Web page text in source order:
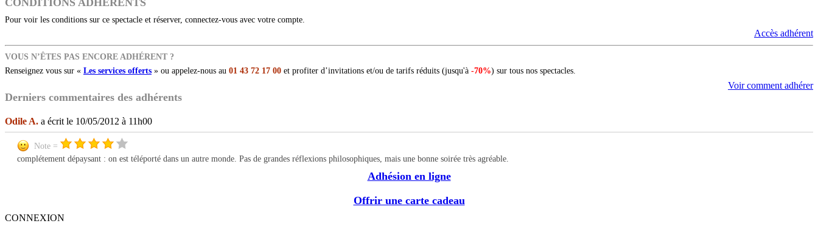
CONDITIONS ADHÉRENTS
Pour voir les conditions sur ce spectacle et réserver, connectez-vous avec votre compte.
Accès adhérent
VOUS N’ÊTES PAS ENCORE ADHÉRENT ?
Renseignez vous sur « Les services offerts » ou appelez-nous au 01 43 72 17 00 et profiter d’invitations et/ou de tarifs réduits (jusqu'à -70%) sur tous nos spectacles.
Voir comment adhérer
Derniers commentaires des adhérents
Odile A. a écrit le 10/05/2012 à 11h00
Note =
complétement dépaysant : on est téléporté dans un autre monde. Pas de grandes réflexions philosophiques, mais une bonne soirée très agréable.
Adhésion en ligne
Offrir une carte cadeau
CONNEXION